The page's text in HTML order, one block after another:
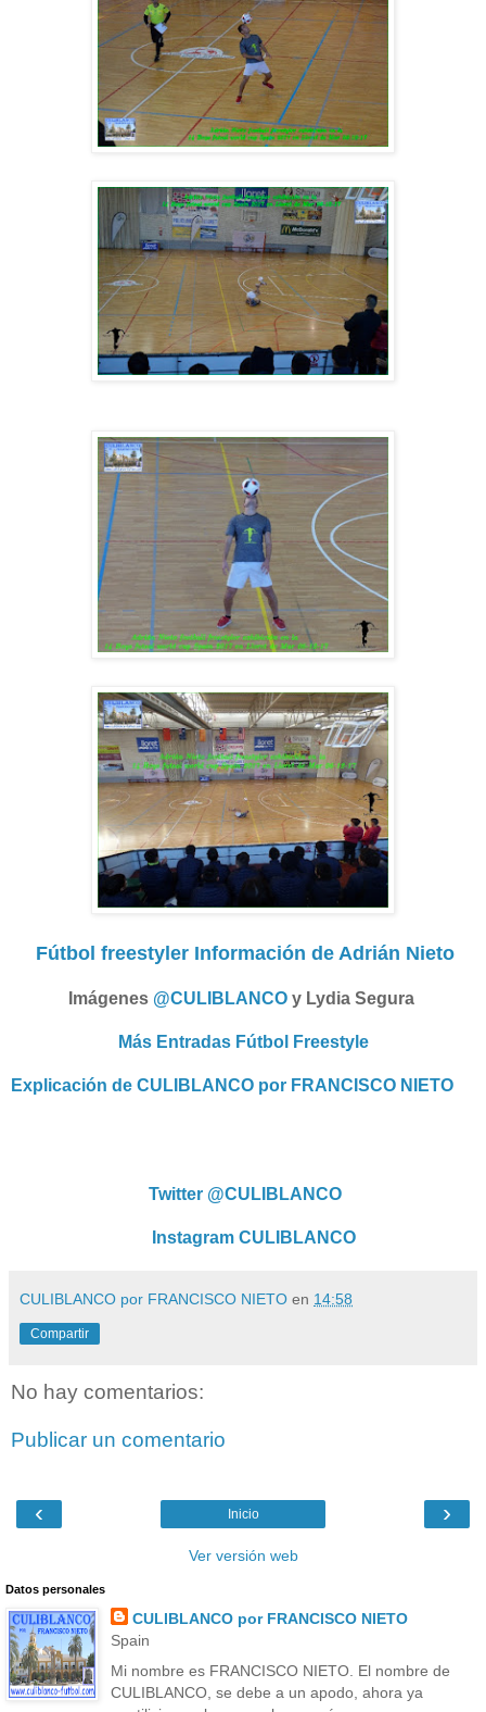
Fútbol freestyler Información de Adrián Nieto
Imágenes @CULIBLANCOy Lydia Segura
Más Entradas Fútbol Freestyle
Explicación de CULIBLANCO por FRANCISCO NIETO
Twitter @CULIBLANCO
Instagram CULIBLANCO
CULIBLANCO por FRANCISCO NIETO en 14:58
Compartir
No hay comentarios:
Publicar un comentario
‹ ›
Inicio
Ver versión web
Datos personales
CULIBLANCO por FRANCISCO NIETO
Spain
Mi nombre es FRANCISCO NIETO. El nombre de
CULIBLANCO, se debe a un apodo, ahora ya